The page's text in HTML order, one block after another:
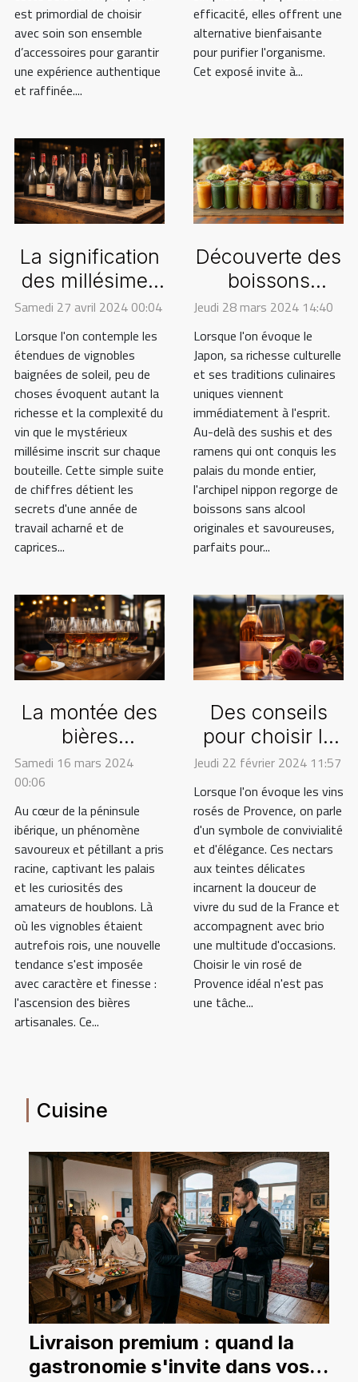
est primordial de choisir
avec soin son ensemble
d’accessoires pour garantir
une expérience authentique
et raffinée....
efficacité, elles offrent une
alternative bienfaisante
pour purifier l'organisme.
Cet exposé invite à...
La signification
des millésimes
sur les
bouteilles de vin
Samedi 27 avril 2024 00:04
Lorsque l'on contemple les
étendues de vignobles
baignées de soleil, peu de
choses évoquent autant la
richesse et la complexité du
vin que le mystérieux
millésime inscrit sur chaque
bouteille. Cette simple suite
de chiffres détient les
secrets d'une année de
travail acharné et de
caprices...
Découverte des
boissons
japonaises sans
alcool pour
accompagner
vos repas
Jeudi 28 mars 2024 14:40
Lorsque l'on évoque le
Japon, sa richesse culturelle
et ses traditions culinaires
uniques viennent
immédiatement à l'esprit.
Au-delà des sushis et des
ramens qui ont conquis les
palais du monde entier,
l'archipel nippon regorge de
boissons sans alcool
originales et savoureuses,
parfaits pour...
La montée des
bières
artisanales
péninsule
ibérique
Samedi 16 mars 2024
00:06
Au cœur de la péninsule
ibérique, un phénomène
savoureux et pétillant a pris
racine, captivant les palais
et les curiosités des
amateurs de houblons. Là
où les vignobles étaient
autrefois rois, une nouvelle
tendance s'est imposée
avec caractère et finesse :
l'ascension des bières
artisanales. Ce...
Des conseils
pour choisir le
vin rosé de
Provence
parfait pour
chaque
occasion
Jeudi 22 février 2024 11:57
Lorsque l'on évoque les vins
rosés de Provence, on parle
d'un symbole de convivialité
et d'élégance. Ces nectars
aux teintes délicates
incarnent la douceur de
vivre du sud de la France et
accompagnent avec brio
une multitude d'occasions.
Choisir le vin rosé de
Provence idéal n'est pas
une tâche...
Cuisine
Livraison premium : quand la
gastronomie s'invite dans vos